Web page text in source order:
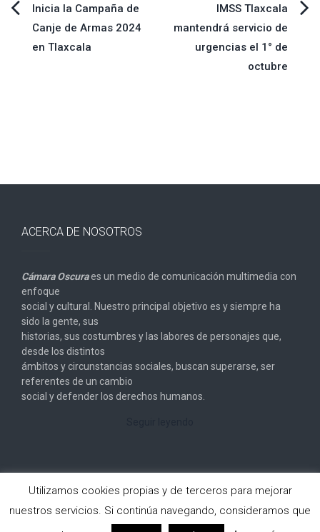
Navegación
de
Inicia la Campaña de
Canje de Armas 2024
en Tlaxcala
IMSS Tlaxcala
mantendrá servicio de
urgencias el 1° de
octubre
ACERCA DE NOSOTROS
Cámara Oscuraes un medio de comunicación multimedia con
enfoque
social y cultural. Nuestro principal objetivo es y siempre ha
sido la gente, sus
historias, sus costumbres y las labores de personajes que,
desde los distintos
ámbitos y circunstancias sociales, buscan superarse, ser
referentes de un cambio
social y defender los derechos humanos.
Copyright © 2026Cámara Oscura. All rights reserved.
Utilizamos cookies propias y de terceros para mejorar
nuestros servicios. Si continúa navegando, consideramos que